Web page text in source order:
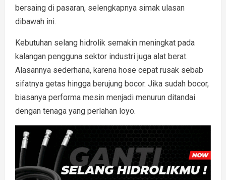
bersaing di pasaran, selengkapnya simak ulasan
dibawah ini.
Kebutuhan selang hidrolik semakin meningkat pada
kalangan pengguna sektor industri juga alat berat.
Alasannya sederhana, karena hose cepat rusak sebab
sifatnya getas hingga berujung bocor. Jika sudah bocor,
biasanya performa mesin menjadi menurun ditandai
dengan tenaga yang perlahan loyo.